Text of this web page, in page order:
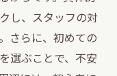
し、スタッフの対
さらに、初めての
選ぶことで、不安